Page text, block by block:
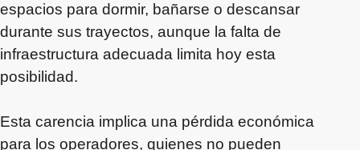
espacios para dormir, bañarse o descansar
durante sus trayectos, aunque la falta de
infraestructura adecuada limita hoy esta
posibilidad.
Esta carencia implica una pérdida económica
para los operadores, quienes no pueden